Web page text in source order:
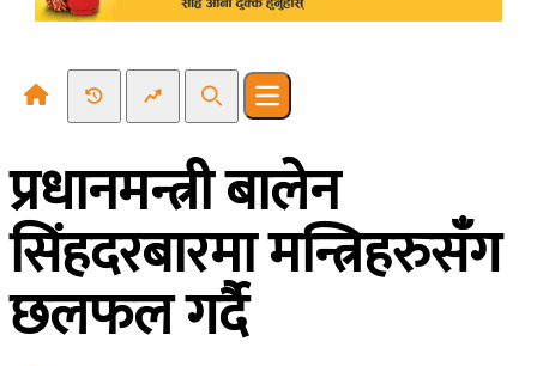
Recent NewsTrending News
SearchOpen main menu
प्रधानमन्त्री बालेन
सिंहदरबारमा मन्त्रिहरुसँग
छलफल गर्दै